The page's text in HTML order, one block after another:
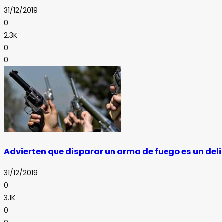
31/12/2019
0
2.3K
0
0
Advierten que disparar un arma de fuego es un
31/12/2019
0
3.1K
0